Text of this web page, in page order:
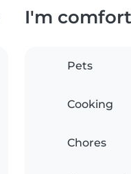
I'm
Pets
Cooking
Chores